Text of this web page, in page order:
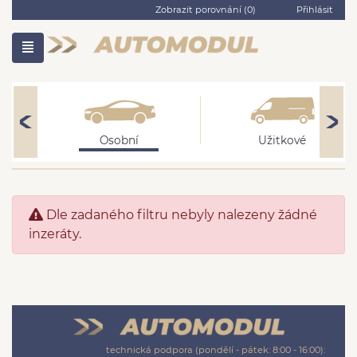
Zobrazit porovnání (0) Přihlásit
Osobní Užitkové
Dle zadaného filtru nebyly nalezeny žádné
inzeráty.
technická podpora (pondělí - pátek: 8:00 - 16:00):